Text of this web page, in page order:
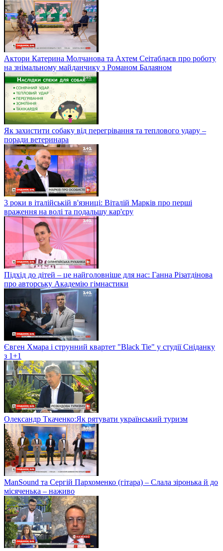
Актори Катерина Молчанова та Ахтем Сеітаблаєв про роботу
на знімальному майданчику з Романом Балаяном
Як захистити собаку від перегрівання та теплового удару –
поради ветеринара
3 роки в італійській в'язниці: Віталій Марків про перші
враження на волі та подальшу кар'єру
Підхід до дітей – це найголовніше для нас: Ганна Різатдінова
про авторську Академію гімнастики
Євген Хмара і струнний квартет "Black Tie" у студії Сніданку
з 1+1
Олександр Ткаченко:Як рятувати український туризм
ManSound та Сергій Пархоменко (гітара) – Слала зіронька й до
місяченька – наживо